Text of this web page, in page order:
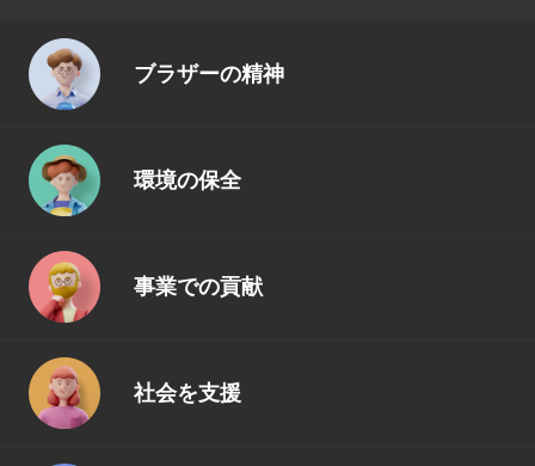
ブラザーの精神
環境の保全
事業での貢献
社会を支援